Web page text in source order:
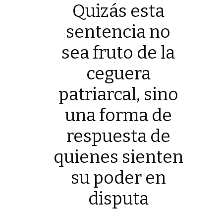
Quizás esta
sentencia no
sea fruto de la
ceguera
patriarcal, sino
una forma de
respuesta de
quienes sienten
su poder en
disputa